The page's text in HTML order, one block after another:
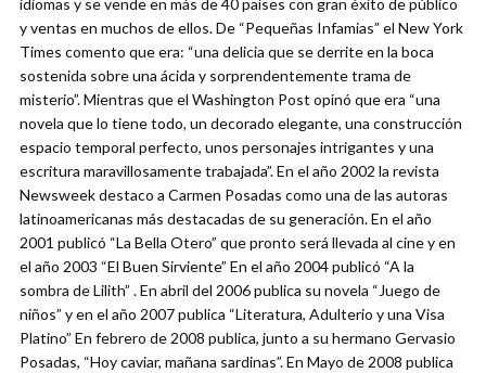
idiomas y se vende en más de 40 países con gran éxito de público
y ventas en muchos de ellos. De “Pequeñas Infamias” el New York
Times comento que era: “una delicia que se derrite en la boca
sostenida sobre una ácida y sorprendentemente trama de
misterio”. Mientras que el Washington Post opinó que era “una
novela que lo tiene todo, un decorado elegante, una construcción
espacio temporal perfecto, unos personajes intrigantes y una
escritura maravillosamente trabajada”. En el año 2002 la revista
Newsweek destaco a Carmen Posadas como una de las autoras
latinoamericanas más destacadas de su generación. En el año
2001 publicó “La Bella Otero” que pronto será llevada al cine y en
el año 2003 “El Buen Sirviente” En el año 2004 publicó “A la
sombra de Lilith” . En abril del 2006 publica su novela “Juego de
niños” y en el año 2007 publica “Literatura, Adulterio y una Visa
Platino” En febrero de 2008 publica, junto a su hermano Gervasio
Posadas, “Hoy caviar, mañana sardinas”. En Mayo de 2008 publica